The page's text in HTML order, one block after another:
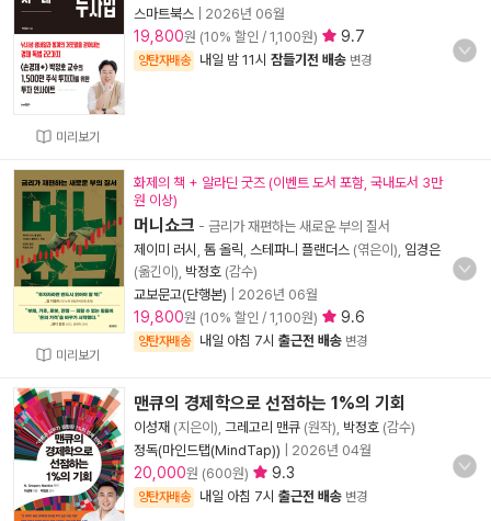
미리보기
스마트북스
2026년 06월
19,800원 (10% 할인 / 1,100원) 9.7
양탄자배송 내일 밤 11시 잠들기전 배송 변경
미리보기
화제의 책 + 알라딘 굿즈 (이벤트 도서 포함, 국내도서 3만
원 이상)
머니쇼크 - 금리가 재편하는 새로운 부의 질서
제이미 러시
톰 올릭 스테파니 플랜더스 (엮은이), 임경은
(옮긴이), 박정호 (감수)
교보문고(단행본)
2026년 06월
19,800원 (10% 할인 / 1,100원) 9.6
양탄자배송 내일 아침 7시 출근전 배송 변경
맨큐의 경제학으로 선점하는 1%의 기회
이성재 (지은이), 그레고리 맨큐 (원작), 박정호 (감수)
정독(마인드탭(MindTap))
2026년 04월
20,000원 (600원) 9.3
양탄자배송 내일 아침 7시 출근전 배송 변경